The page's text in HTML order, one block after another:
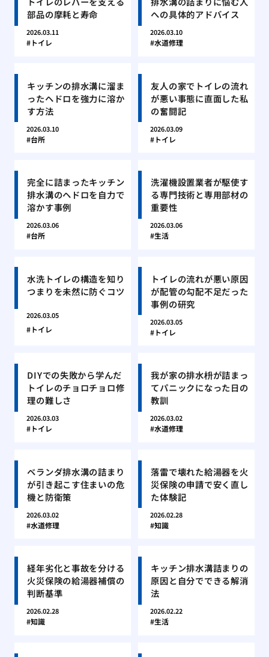
部品の摩耗と寿命
2026.03.11
トイレ
への具体的アドバイス
2026.03.10
水道修理
キッチンの排水溝に溜ま
ったヘドロを強力に溶か
す方法
2026.03.10
台所
友人の家でトイレの流れ
が悪い事態に直面した私
の奮闘記
2026.03.09
トイレ
完全に詰まったキッチン
排水溝のヘドロを自力で
溶かす事例
2026.03.06
台所
洗濯機設置業者が駆使す
る専門技術と専用部材の
重要性
2026.03.06
生活
水洗トイレの構造を知り
つまりを未然に防ぐコツ
2026.03.05
トイレ
トイレの流れが悪い原因
が配管の勾配不足だった
事例の研究
2026.03.05
トイレ
DIYでの失敗から学んだ
トイレのチョロチョロ修
理の難しさ
2026.03.03
トイレ
我が家の排水枡が詰まっ
てパニックになった日の
教訓
2026.03.02
水道修理
ベランダ排水溝の詰まり
が引き起こす住まいの危
機と防衛策
2026.03.02
水道修理
落雷で壊れた給湯器を火
災保険の申請で安く直し
た体験記
2026.02.28
知識
経年劣化と事故を分ける
火災保険の給湯器補償の
判断基準
2026.02.28
知識
キッチン排水溝詰まりの
原因と自分でできる解消
法
2026.02.22
生活